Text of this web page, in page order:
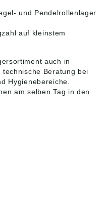
und Pendelrollenlager
auf kleinstem
auch in
Beratung bei
Hygienebereiche.
am selben Tag in den